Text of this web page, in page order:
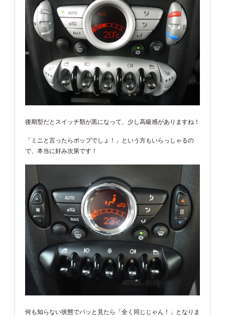
後期型だとスイッチ類が黒になって、少し高級感がありますね！
「ミニと言ったらポップでしょ！」という方もいらっしゃるの
で、本当に好み次第です！
何も知らない状態でパッと見たら「全く同じじゃん！」となりま